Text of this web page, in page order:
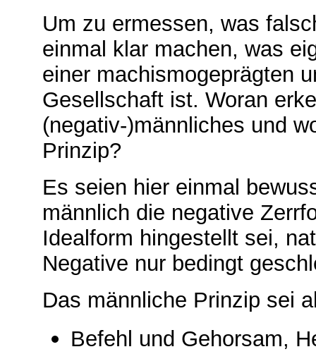
Um zu ermessen, was
einmal klar machen, was
einer machismogeprägten
Gesellschaft ist. Woran
(negativ-)männliches und
Prinzip?
Es seien hier einmal
männlich die negative
Idealform hingestellt sei,
Negative nur bedingt
Das männliche Prinzip sei
Befehl und Gehorsam,